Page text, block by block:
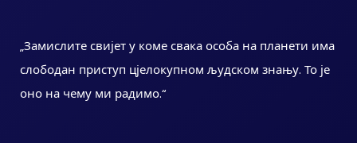
„Замислите свијет у коме свака особа на планети има
слободан приступ цјелокупном људском знању. То је
оно на чему ми радимо.“